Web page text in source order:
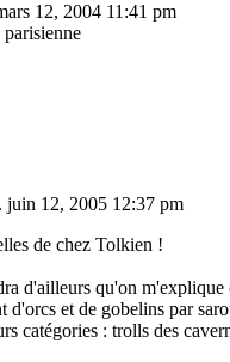
12, 2004 11:41 pm
juin 12, 2005 12:37 pm
de chez Tolkien !
d'ailleurs qu'on
et de gobelins par
catégories : trolls des